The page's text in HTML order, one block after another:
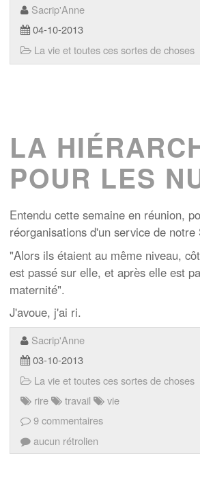
Sacrip'Anne
04-10-2013
La vie et toutes ces sortes de choses
LA
POUR LES
Entendu cette semaine en réunion,
réorganisations d'un service de
"Alors ils étaient au même niveau,
est passé sur elle, et après elle est
maternité".
J'avoue, j'ai ri.
Sacrip'Anne
03-10-2013
La vie et toutes ces sortes de choses
rire
travail
vie
9 commentaires
aucun rétrolien